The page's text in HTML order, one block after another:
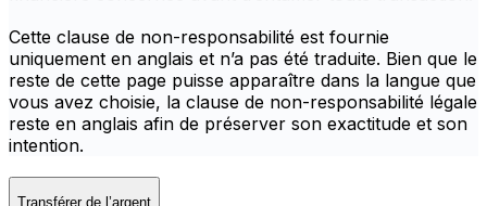
Cette clause de non-responsabilité est fournie
uniquement en anglais et n’a pas été traduite. Bien que le
reste de cette page puisse apparaître dans la langue que
vous avez choisie, la clause de non-responsabilité légale
reste en anglais afin de préserver son exactitude et son
intention.
Transférer de l’argent